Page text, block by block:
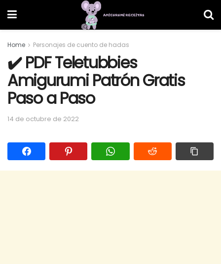
Home Personajes de cuento de hadas
✔️ PDF Teletubbies
Amigurumi Patrón Gratis
Paso a Paso
14 de octubre de 2022